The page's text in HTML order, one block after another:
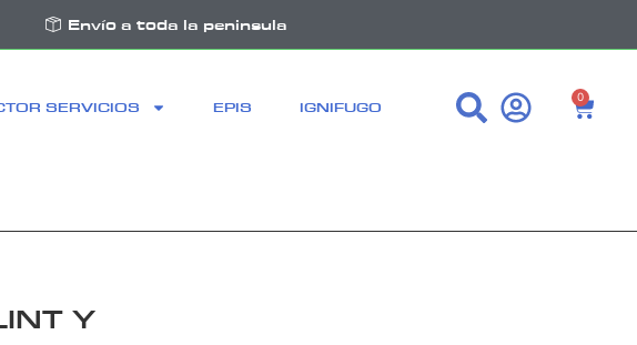
Envío a toda la peninsula
SERVICIOS EPIS IGNIFUGO
0
Y